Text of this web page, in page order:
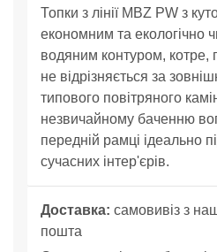
Топки з лінії MBZ PW з
економним та екологічно
водяним контуром, котре,
не відрізняється за
типового повітряного
незвичайному баченню
передній рамці ідеально
сучасних інтер'єрів.
Доставка: самовивіз з
пошта